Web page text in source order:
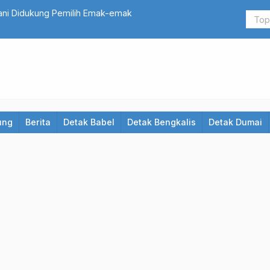
Diperas Rp 30 Juta, Penyebar Video Syur Ditangkap
Nelayan
Tangan
Berita Detak Babel Detak Bengkalis Detak Dumai